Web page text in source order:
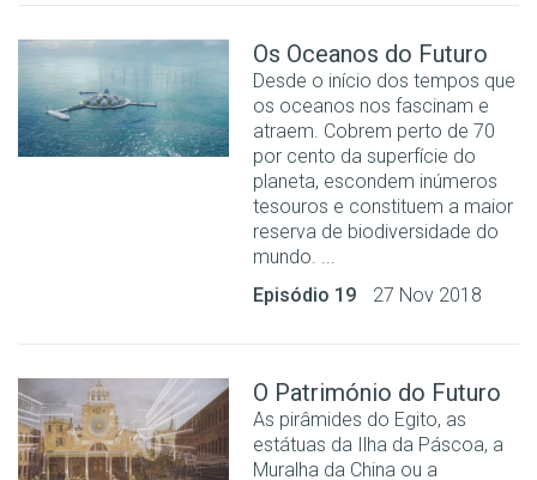
Os Oceanos do Futuro
Desde o início dos tempos que
os oceanos nos fascinam e
atraem. Cobrem perto de 70
por cento da superfície do
planeta, escondem inúmeros
tesouros e constituem a maior
reserva de biodiversidade do
mundo. ...
Episódio 19
27 Nov 2018
O Património do Futuro
As pirâmides do Egito, as
estátuas da Ilha da Páscoa, a
Muralha da China ou a